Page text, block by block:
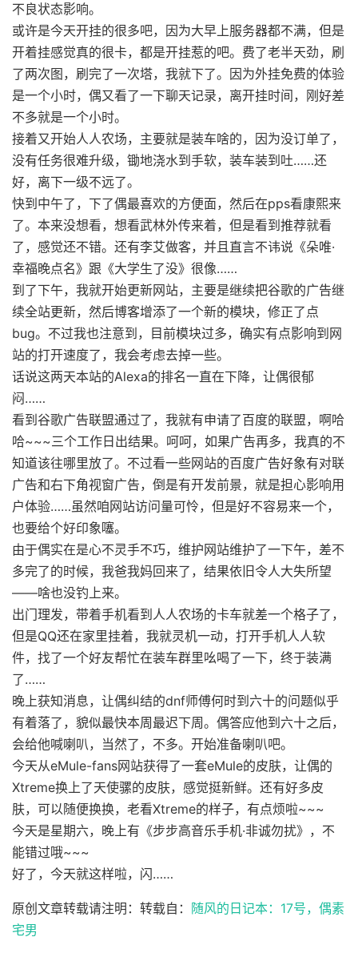
不良状态影响。
或许是今天开挂的很多吧，因为大早上服务器都不满，但是
开着挂感觉真的很卡，都是开挂惹的吧。费了老半天劲，刷
了两次图，刷完了一次塔，我就下了。因为外挂免费的体验
是一个小时，偶又看了一下聊天记录，离开挂时间，刚好差
不多就是一个小时。
接着又开始人人农场，主要就是装车啥的，因为没订单了，
没有任务很难升级，锄地浇水到手软，装车装到吐……还
好，离下一级不远了。
快到中午了，下了偶最喜欢的方便面，然后在pps看康熙来
了。本来没想看，想看武林外传来着，但是看到推荐就看
了，感觉还不错。还有李艾做客，并且直言不讳说《朵唯·
幸福晚点名》跟《大学生了没》很像……
到了下午，我就开始更新网站，主要是继续把谷歌的广告继
续全站更新，然后博客增添了一个新的模块，修正了点
bug。不过我也注意到，目前模块过多，确实有点影响到网
站的打开速度了，我会考虑去掉一些。
话说这两天本站的Alexa的排名一直在下降，让偶很郁
闷……
看到谷歌广告联盟通过了，我就有申请了百度的联盟，啊哈
哈~~~三个工作日出结果。呵呵，如果广告再多，我真的不
知道该往哪里放了。不过看一些网站的百度广告好象有对联
广告和右下角视窗广告，倒是有开发前景，就是担心影响用
户体验……虽然咱网站访问量可怜，但是好不容易来一个，
也要给个好印象噻。
由于偶实在是心不灵手不巧，维护网站维护了一下午，差不
多完了的时候，我爸我妈回来了，结果依旧令人大失所望
——啥也没钓上来。
出门理发，带着手机看到人人农场的卡车就差一个格子了，
但是QQ还在家里挂着，我就灵机一动，打开手机人人软
件，找了一个好友帮忙在装车群里吆喝了一下，终于装满
了……
晚上获知消息，让偶纠结的dnf师傅何时到六十的问题似乎
有着落了，貌似最快本周最迟下周。偶答应他到六十之后，
会给他喊喇叭，当然了，不多。开始准备喇叭吧。
今天从eMule-fans网站获得了一套eMule的皮肤，让偶的
Xtreme换上了天使骡的皮肤，感觉挺新鲜。还有好多皮
肤，可以随便换换，老看Xtreme的样子，有点烦啦~~~
今天是星期六，晚上有《步步高音乐手机·非诚勿扰》，不
能错过哦~~~
好了，今天就这样啦，闪……
原创文章转载请注明：转载自： 随风的日记本：17号，偶素
宅男